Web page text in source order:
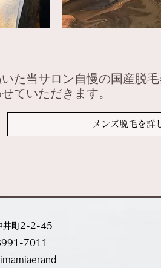
た当サロン自慢の国産脱
ていただきます。
メンズ脱毛を詳
井町2-2-45
7011